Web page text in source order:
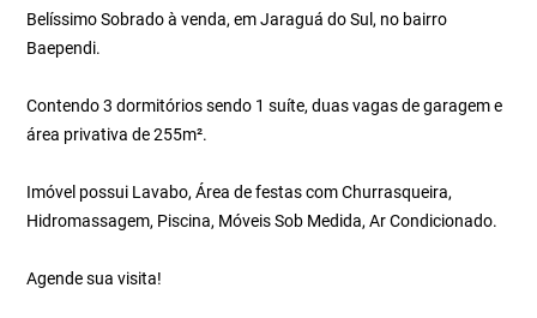
Belíssimo Sobrado à venda, em Jaraguá do Sul, no bairro
Baependi.
Contendo 3 dormitórios sendo 1 suíte, duas vagas de garagem e
área privativa de 255m².
Imóvel possui Lavabo, Área de festas com Churrasqueira,
Hidromassagem, Piscina, Móveis Sob Medida, Ar Condicionado.
Agende sua visita!